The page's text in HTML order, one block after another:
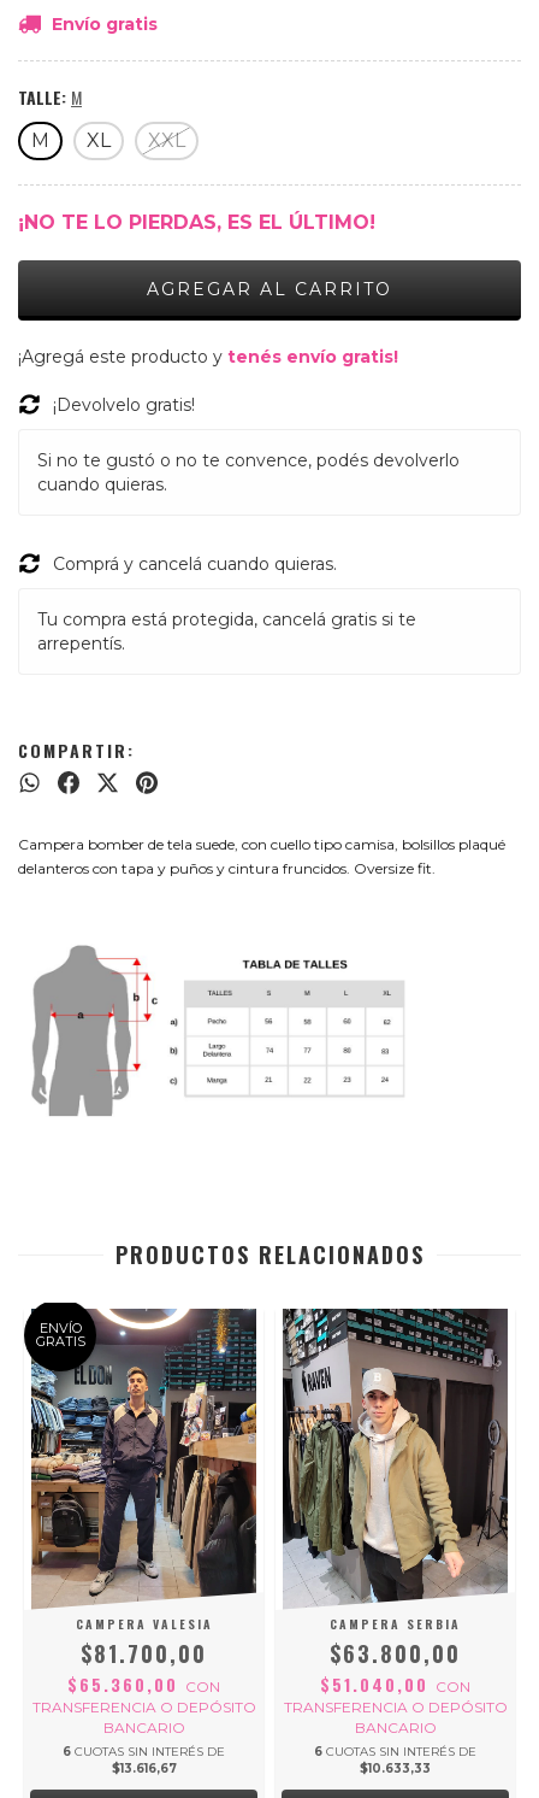
Envío gratis
TALLE: M
M XL XXL
¡NO TE LO PIERDAS, ES EL ÚLTIMO!
¡Agregá este producto y tenés envío gratis!
¡Devolvelo gratis!
Si no te gustó o no te convence, podés devolverlo
cuando quieras.
Comprá y cancelá cuando quieras.
Tu compra está protegida, cancelá gratis si te
arrepentís.
COMPARTIR:
Campera bomber de tela suede, con cuello tipo camisa, bolsillos plaqué
delanteros con tapa y puños y cintura fruncidos. Oversize fit.
PRODUCTOS RELACIONADOS
ENVÍO
GRATIS
CAMPERA VALESIA
$81.700,00
$65.360,00
CON
TRANSFERENCIA O DEPÓSITO
BANCARIO
6 CUOTAS SIN INTERÉS DE
$13.616,67
CAMPERA SERBIA
$63.800,00
$51.040,00
CON
TRANSFERENCIA O DEPÓSITO
BANCARIO
6 CUOTAS SIN INTERÉS DE
$10.633,33